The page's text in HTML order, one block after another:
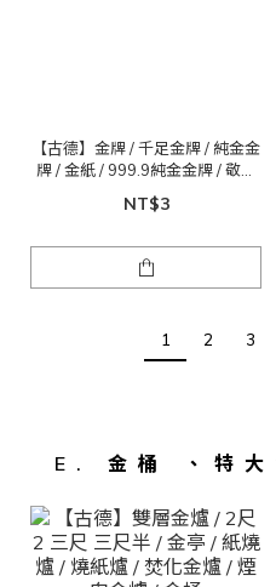
【古德】金牌 / 千足金牌 / 純金金
牌 / 金紙 / 999.9純金金牌 / 敬神
禮佛
NT$3
1 2 3
E. 金桶 、特大